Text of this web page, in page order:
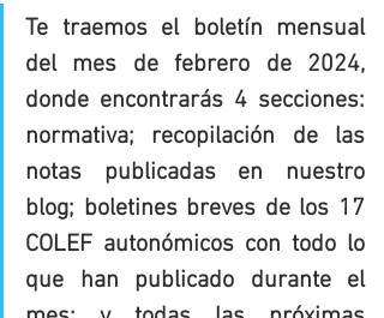
Te traemos el boletín mensual
del mes de febrero de 2024,
donde encontrarás 4 secciones:
normativa; recopilación de las
notas publicadas en nuestro
blog; boletines breves de los 17
COLEF autonómicos con todo lo
que han publicado durante el